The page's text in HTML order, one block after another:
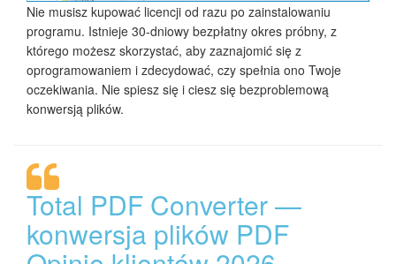
Nie musisz kupować licencji od razu po zainstalowaniu
programu. Istnieje 30-dniowy bezpłatny okres próbny, z
którego możesz skorzystać, aby zaznajomić się z
oprogramowaniem i zdecydować, czy spełnia ono Twoje
oczekiwania. Nie spiesz się i ciesz się bezproblemową
konwersją plików.
Total PDF Converter —
konwersja plików PDF